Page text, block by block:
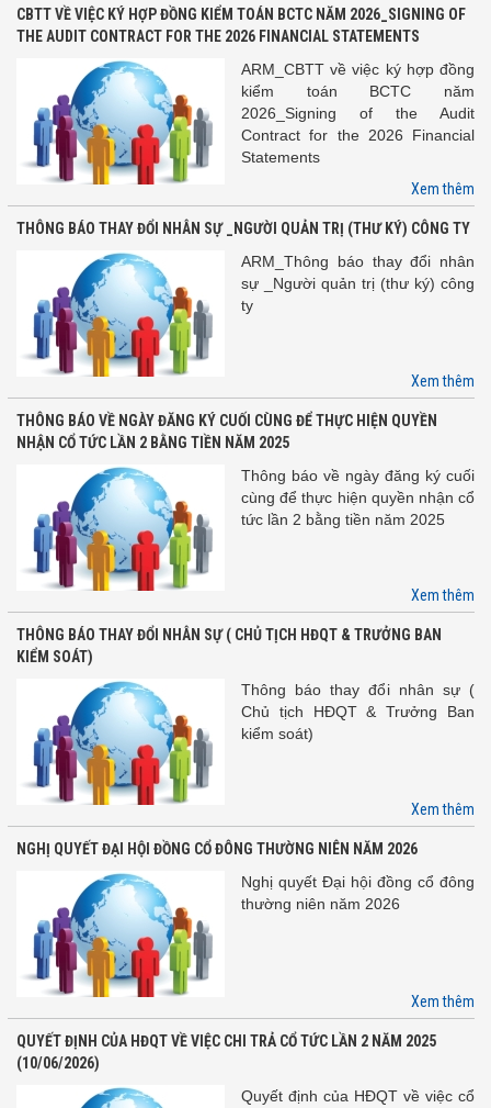
CBTT VỀ VIỆC KÝ HỢP ĐỒNG KIỂM TOÁN BCTC NĂM 2026_SIGNING OF
THE AUDIT CONTRACT FOR THE 2026 FINANCIAL STATEMENTS
ARM_CBTT về việc ký hợp đồng
kiểm toán BCTC năm
2026_Signing of the Audit
Contract for the 2026 Financial
Statements
Xem thêm
THÔNG BÁO THAY ĐỔI NHÂN SỰ _NGƯỜI QUẢN TRỊ (THƯ KÝ) CÔNG TY
ARM_Thông báo thay đổi nhân
sự _Người quản trị (thư ký) công
ty
Xem thêm
THÔNG BÁO VỀ NGÀY ĐĂNG KÝ CUỐI CÙNG ĐỂ THỰC HIỆN QUYỀN
NHẬN CỔ TỨC LẦN 2 BẰNG TIỀN NĂM 2025
Thông báo về ngày đăng ký cuối
cùng để thực hiện quyền nhận cổ
tức lần 2 bằng tiền năm 2025
Xem thêm
THÔNG BÁO THAY ĐỔI NHÂN SỰ ( CHỦ TỊCH HĐQT & TRƯỞNG BAN
KIỂM SOÁT)
Thông báo thay đổi nhân sự (
Chủ tịch HĐQT & Trưởng Ban
kiểm soát)
Xem thêm
NGHỊ QUYẾT ĐẠI HỘI ĐỒNG CỔ ĐÔNG THƯỜNG NIÊN NĂM 2026
Nghị quyết Đại hội đồng cổ đông
thường niên năm 2026
Xem thêm
QUYẾT ĐỊNH CỦA HĐQT VỀ VIỆC CHI TRẢ CỔ TỨC LẦN 2 NĂM 2025
(10/06/2026)
Quyết định của HĐQT về việc cổ